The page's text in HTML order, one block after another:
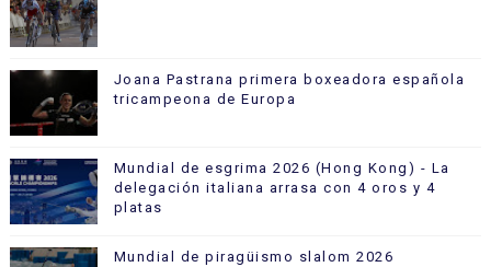
Joana Pastrana primera boxeadora española
tricampeona de Europa
Mundial de esgrima 2026 (Hong Kong) - La
delegación italiana arrasa con 4 oros y 4
platas
Mundial de piragüismo slalom 2026